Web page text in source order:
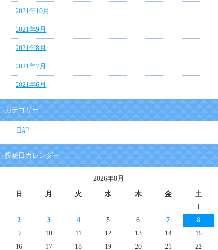
2021年10月
2021年9月
2021年8月
2021年7月
2021年6月
カテゴリー
日記
投稿日カレンダー
2026年8月
日 月 火 水 木 金
土
1
2
3 4 5 6 7
8
9
10 11 12 13 14
15
16
17 18 19 20 21 22